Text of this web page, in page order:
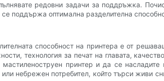
редовни задачи за поддръжка.
поддържа оптимална разделителна
способност на принтера е от
технология за печат на главата,
принтер и да се
небрежен потребител, който търси живи